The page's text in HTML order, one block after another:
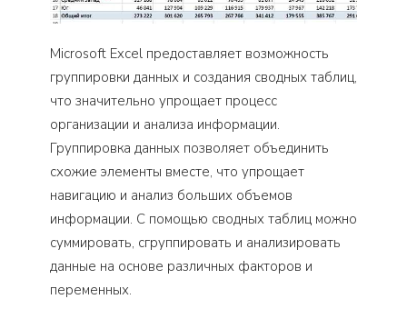
Microsoft Excel предоставляет возможность
группировки данных и создания сводных таблиц,
что значительно упрощает процесс
организации и анализа информации.
Группировка данных позволяет объединить
схожие элементы вместе, что упрощает
навигацию и анализ больших объемов
информации. С помощью сводных таблиц можно
суммировать, сгруппировать и анализировать
данные на основе различных факторов и
переменных.